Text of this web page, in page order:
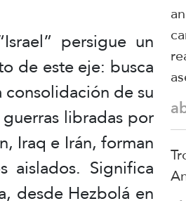
persigue un
de este eje: busca
de su
libradas por
Iraq e Irán, forman
Significa
desde Hezbolá en